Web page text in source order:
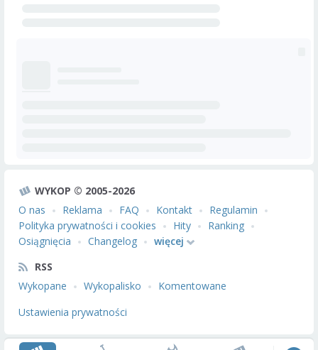
WYKOP © 2005-2026
O nas
Reklama FAQ Kontakt
Regulamin
Polityka prywatności i cookies
Hity
Ranking
Osiągnięcia
Changelog
więcej
RSS
Wykopane
Wykopalisko
Komentowane
Ustawienia prywatności